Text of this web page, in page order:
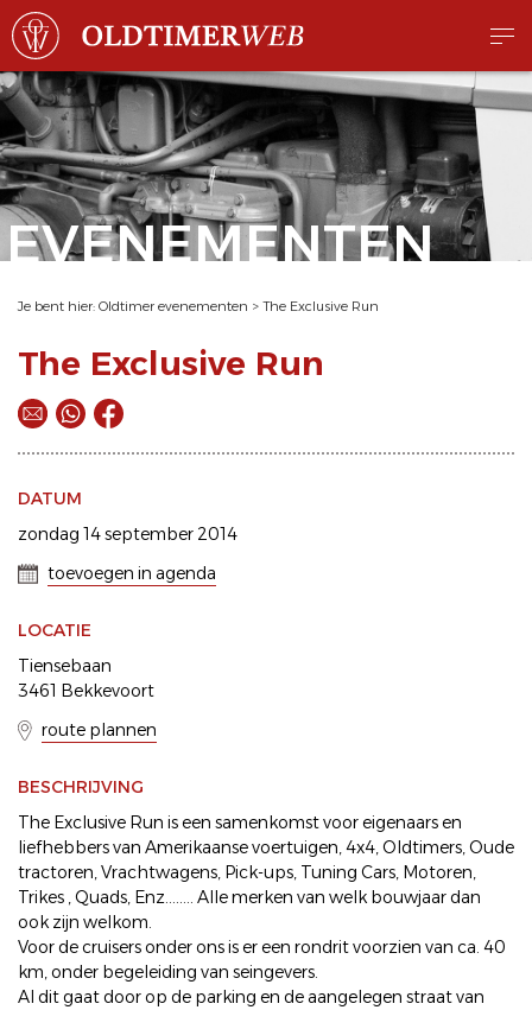
EVENEMENTEN
Je bent hier: Oldtimer evenementen > The Exclusive Run
The Exclusive Run
DATUM
zondag 14 september 2014
toevoegen in agenda
LOCATIE
Tiensebaan
3461 Bekkevoort
route plannen
BESCHRIJVING
The Exclusive Run is een samenkomst voor eigenaars en
liefhebbers van Amerikaanse voertuigen, 4x4, Oldtimers, Oude
tractoren, Vrachtwagens, Pick-ups, Tuning Cars, Motoren,
Trikes , Quads, Enz........ Alle merken van welk bouwjaar dan
ook zijn welkom.
Voor de cruisers onder ons is er een rondrit voorzien van ca. 40
km, onder begeleiding van seingevers.
Al dit gaat door op de parking en de aangelegen straat van